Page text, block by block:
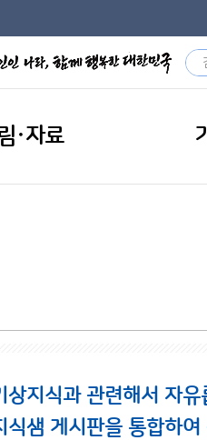
·자료
지식과 관련해서 자
식샘 게시판을 통합하여